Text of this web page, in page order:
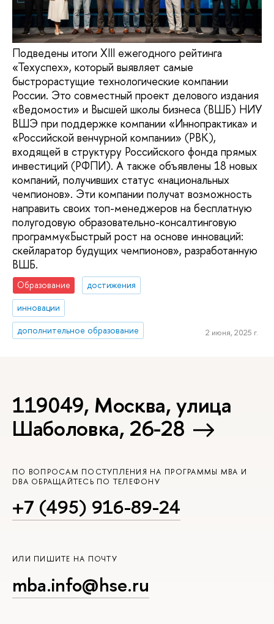
Подведены итоги XIII ежегодного рейтинга
«Техуспех», который выявляет самые
быстрорастущие технологические компании
России. Это совместный проект делового издания
«Ведомости» и Высшей школы бизнеса (ВШБ) НИУ
ВШЭ при поддержке компании «Иннопрактика» и
«Российской венчурной компании» (РВК),
входящей в структуру Российского фонда прямых
инвестиций (РФПИ). А также объявлены 18 новых
компаний, получивших статус «национальных
чемпионов». Эти компании получат возможность
направить своих топ-менеджеров на бесплатную
полугодовую образовательно-консалтинговую
программу«Быстрый рост на основе инноваций:
скейларатор будущих чемпионов», разработанную
ВШБ.
Образование
достижения
инновации
дополнительное образование
2 июня, 2025 г.
119049, Москва, улица
Шаболовка, 26-28
ПО ВОПРОСАМ ПОСТУПЛЕНИЯ НА ПРОГРАММЫ MBA И
DBA ОБРАЩАЙТЕСЬ ПО ТЕЛЕФОНУ
+7 (495) 916-89-24
ИЛИ ПИШИТЕ НА ПОЧТУ
mba.info@hse.ru